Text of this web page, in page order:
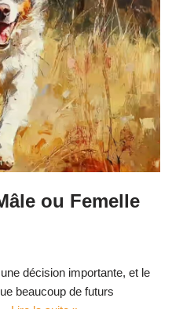
ou Femelle
décision importante, et le
beaucoup de futurs